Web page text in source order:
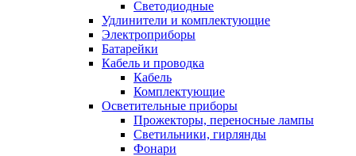
Светодиодные
Удлинители и комплектующие
Электроприборы
Батарейки
Кабель и проводка
Кабель
Комплектующие
Осветительные приборы
Прожекторы, переносные лампы
Светильники, гирлянды
Фонари